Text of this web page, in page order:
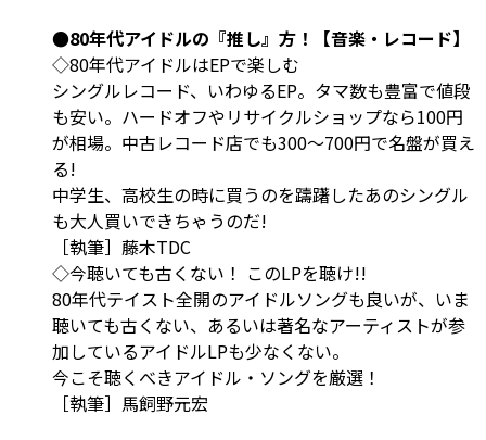
●80年代アイドルの『推し』方！【音楽・レコード】
◇80年代アイドルはEPで楽しむ
シングルレコード、いわゆるEP。タマ数も豊富で値段
も安い。ハードオフやリサイクルショップなら100円
が相場。中古レコード店でも300〜700円で名盤が買え
る!
中学生、高校生の時に買うのを躊躇したあのシングル
も大人買いできちゃうのだ!
［執筆］藤木TDC
◇今聴いても古くない！ このLPを聴け!!
80年代テイスト全開のアイドルソングも良いが、いま
聴いても古くない、あるいは著名なアーティストが参
加しているアイドルLPも少なくない。
今こそ聴くべきアイドル・ソングを厳選！
［執筆］馬飼野元宏